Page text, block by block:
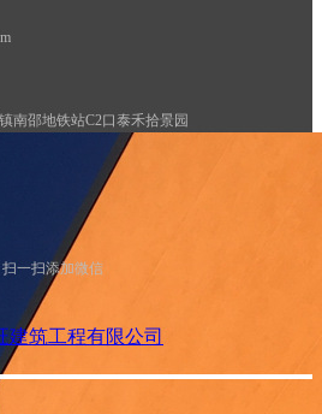
南邵地铁站C2口泰禾拾景园
扫一扫添加微信
建筑工程有限公司